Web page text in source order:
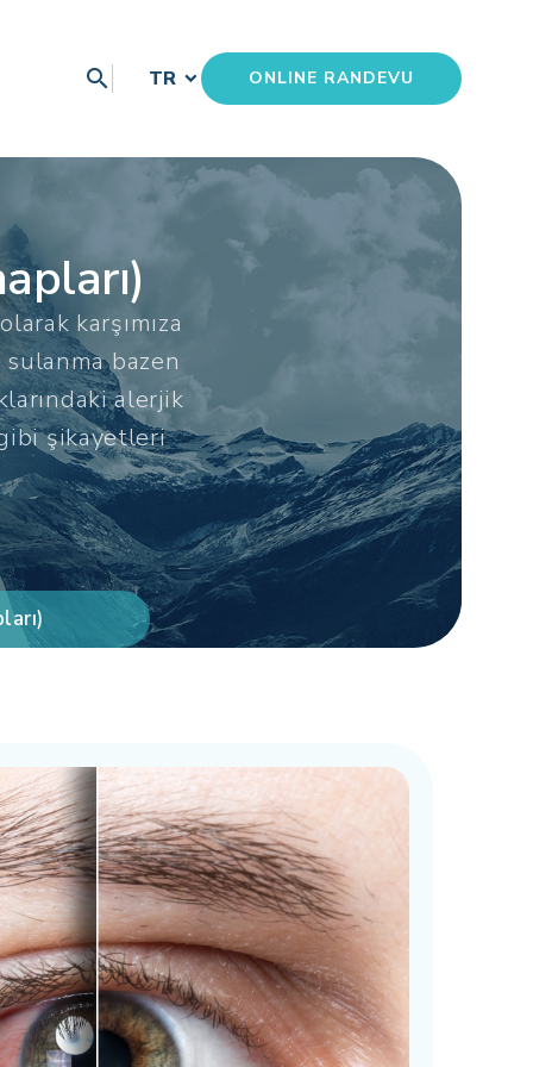
search TR ONLINE RANDEVU
karşımıza
sulanma bazen
alerjik
şikayetleri